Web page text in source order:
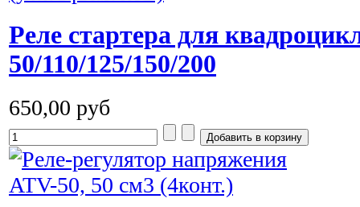
Реле стартера для
50/110/125/150/200
650,00 руб